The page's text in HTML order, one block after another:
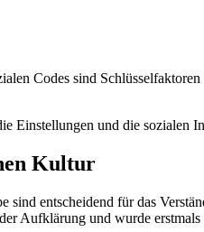
Codes sind
Einstellungen und die
Kultur
sind entscheidend für das
Aufklärung und wurde